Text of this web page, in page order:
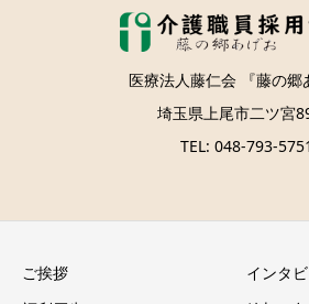
医療法人藤仁会 『藤の郷
埼玉県上尾市二ツ宮
TEL: 048-793-5751
ご挨拶
インタ